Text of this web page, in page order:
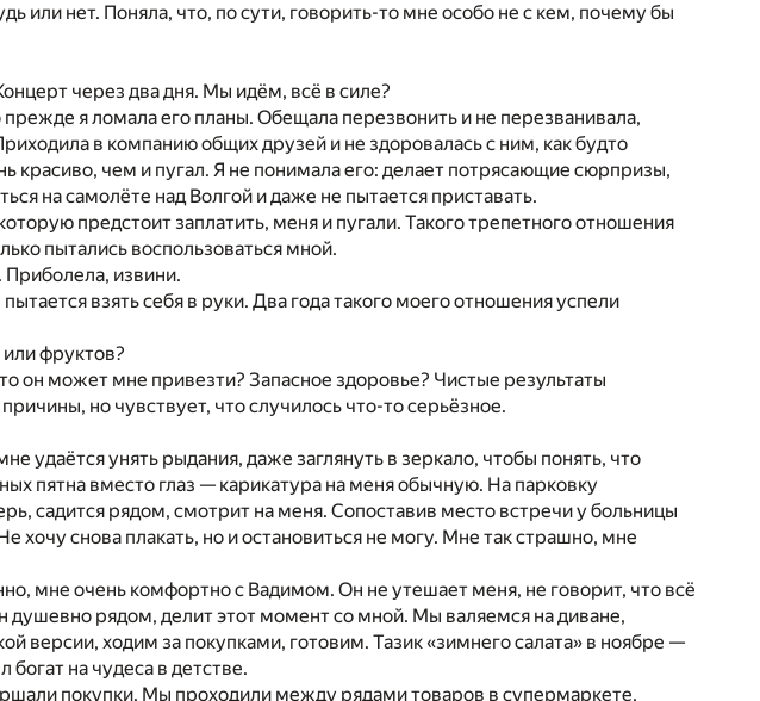
или нет. Поняла, что, по сути, говорить-то мне особо не с кем, почему бы
через два дня. Мы идём, всё в силе?
я ломала его планы. Обещала перезвонить и не перезванивала,
в компанию общих друзей и не здоровалась с ним, как будто
красиво, чем и пугал. Я не понимала его: делает потрясающие сюрпризы,
на самолёте над Волгой и даже не пытается приставать.
предстоит заплатить, меня и пугали. Такого трепетного отношения
пытались воспользоваться мной.
извини.
взять себя в руки. Два года такого моего отношения успели
фруктов?
он может мне привезти? Запасное здоровье? Чистые результаты
но чувствует, что случилось что-то серьёзное.
удаётся унять рыдания, даже заглянуть в зеркало, чтобы понять, что
пятна вместо глаз — карикатура на меня обычную. На парковку
садится рядом, смотрит на меня. Сопоставив место встречи у больницы
хочу снова плакать, но и остановиться не могу. Мне так страшно, мне
мне очень комфортно с Вадимом. Он не утешает меня, не говорит, что всё
рядом, делит этот момент со мной. Мы валяемся на диване,
версии, ходим за покупками, готовим. Тазик «зимнего салата» в ноябре —
на чудеса в детстве.
покупки. Мы проходили между рядами товаров в супермаркете,